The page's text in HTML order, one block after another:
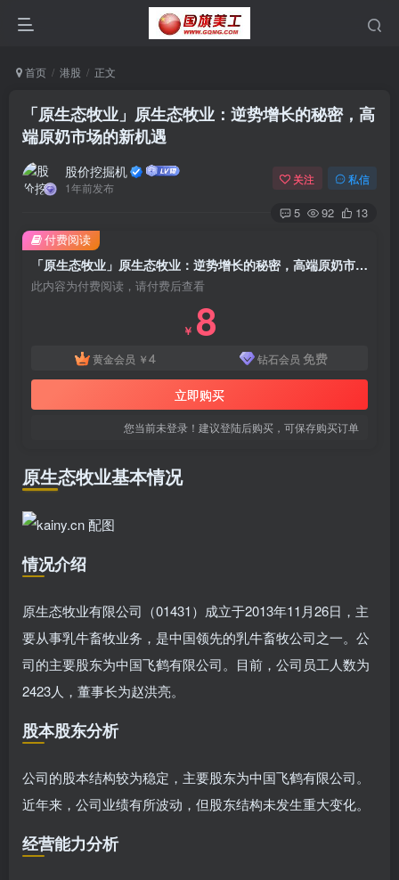
首页 港股 正文
「原生态牧业」原生态牧业：逆势增长的秘密，高
端原奶市场的新机遇
股价挖掘机
1年前发布
关注 私信
5 92 13
「原生态牧业」原生态牧业：逆势增长的秘密，高端原奶市场的新机遇
此内容为付费阅读，请付费后查看
￥ 8
黄金会员 ￥4 钻石会员 免费
立即购买
您当前未登录！建议登陆后购买，可保存购买订单
付费阅读
原生态牧业基本情况
情况介绍
原生态牧业有限公司（01431）成立于2013年11月26日，主
要从事乳牛畜牧业务，是中国领先的乳牛畜牧公司之一。公
司的主要股东为中国飞鹤有限公司。目前，公司员工人数为
2423人，董事长为赵洪亮。
股本股东分析
公司的股本结构较为稳定，主要股东为中国飞鹤有限公司。
近年来，公司业绩有所波动，但股东结构未发生重大变化。
经营能力分析